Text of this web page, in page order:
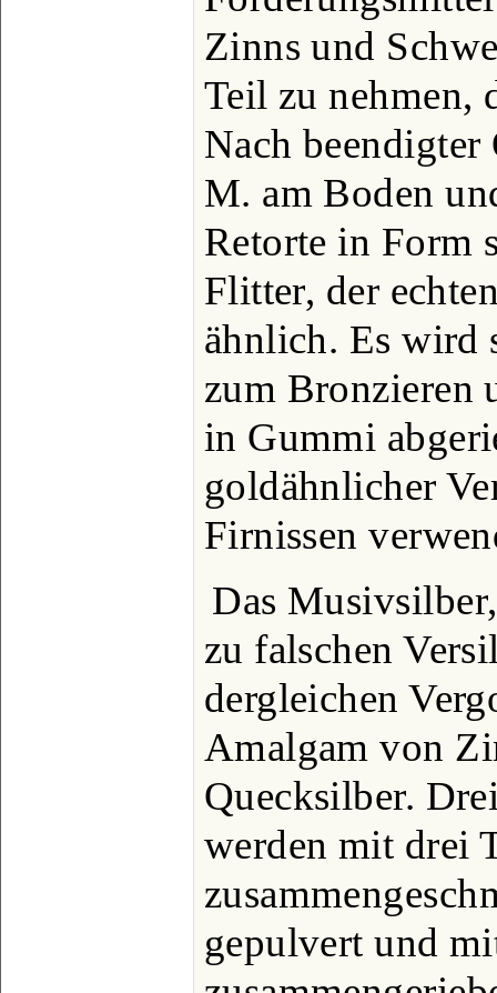
Zinns und
Teil zu nehmen,
Nach
M. am Boden
Retorte in Form
Flitter, der
ähnlich. Es wird
zum Bronzieren
in Gummi
goldähnlicher
Firnissen
Das
zu falschen
dergleichen
Amalgam von
Quecksilber.
werden mit drei
gepulvert und